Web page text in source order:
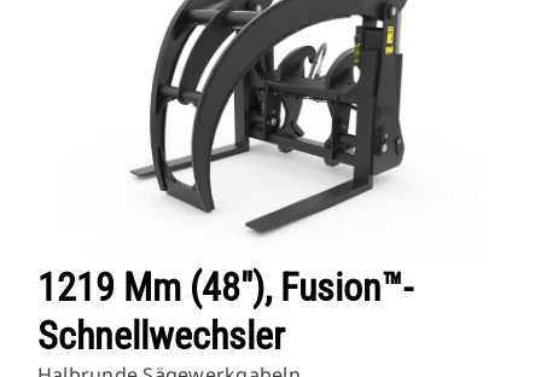
1219 Mm (48"), Fusion™-
Schnellwechsler